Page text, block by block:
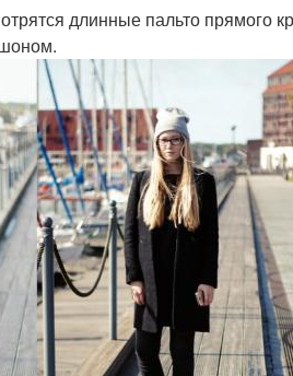
длинные пальто прямого